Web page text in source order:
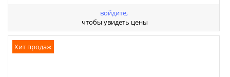
войдите,
чтобы увидеть цены
Хит продаж